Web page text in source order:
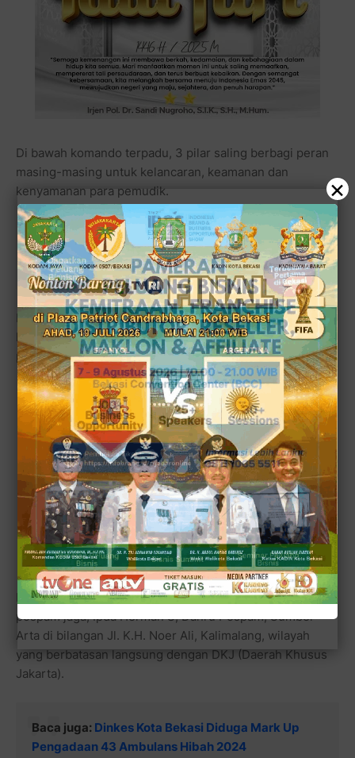
Di bawah komando terpadu, 3 pilar saling berbagi peran
masing-masing untuk kelancaran, keamanan dan
kenyamanan para pemudik.
Baca juga:Dinkes Kota Bekasi Diduga Mark Up
Pengadaan 43 Ambulans Hibah 2024
Dari hal pengamanan jalan raya sampai pengamanan di
kampung-kampung, di perumahan pada saat ditinggalkan
pulang kampung.
Disaat ditemui dan diwawancarai langsung petugas
pospam jaga, Ipda Herman S, Danru Pospam, Sumber
Arta di bilangan Jl. K.H. Noer Ali, Kalimalang, wilayah
yang berbatasan langsung dengan DKJ (Daerah Khusus
Jakarta).
Baca juga: Dinkes Kota Bekasi Diduga Mark Up
Pengadaan 43 Ambulans Hibah 2024
×